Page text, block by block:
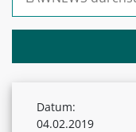
Datum:
04.02.2019